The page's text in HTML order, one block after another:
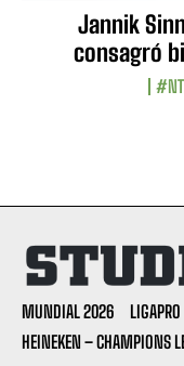
Jannik
consagró
MUNDIAL 2026 LIGAPRO
HEINEKEN – CHAMPIONS